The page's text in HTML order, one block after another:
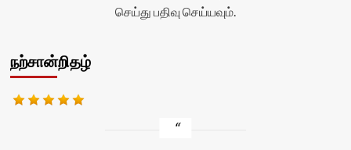
செய்து பதிவு செய்யவும்.
நற்சான்றிதழ்